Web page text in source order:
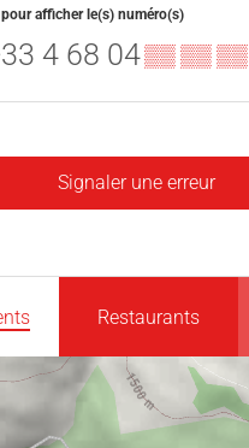
afficher le(s) numéro(s)
4 68 04▒▒ ▒▒ ▒▒
Signaler une erreur
Restaurants